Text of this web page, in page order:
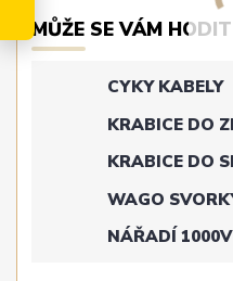
MŮŽE SE VÁM HODIT
CYKY KABELY
KRABICE DO
KRABICE DO
WAGO
NÁŘADÍ 1000V